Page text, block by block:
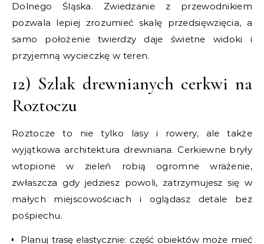
Dolnego Śląska. Zwiedzanie z przewodnikiem
pozwala lepiej zrozumieć skalę przedsięwzięcia, a
samo położenie twierdzy daje świetne widoki i
przyjemną wycieczkę w teren.
12) Szlak drewnianych cerkwi na
Roztoczu
Roztocze to nie tylko lasy i rowery, ale także
wyjątkowa architektura drewniana. Cerkiewne bryły
wtopione w zieleń robią ogromne wrażenie,
zwłaszcza gdy jedziesz powoli, zatrzymujesz się w
małych miejscowościach i oglądasz detale bez
pośpiechu.
Planuj trasę elastycznie: część obiektów może mieć